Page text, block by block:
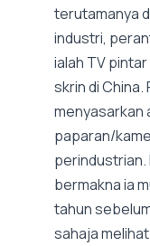
terutamanya
industri,
ialah TV
skrin di
menyasarkan
paparan/
bermakna ia
tahun
sahaja